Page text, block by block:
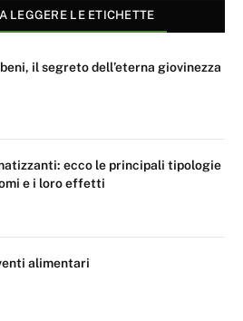
LEGGERE LE ETICHETTE
il segreto dell’eterna giovinezza
ecco le principali tipologie
e i loro effetti
alimentari